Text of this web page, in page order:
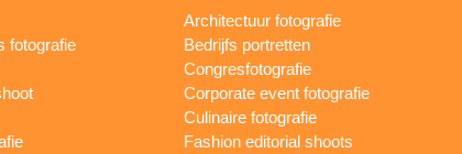
fotografie
Architectuur fotografie
Bedrijfs portretten
Congresfotografie
Corporate event fotografie
Culinaire fotografie
Fashion editorial shoots